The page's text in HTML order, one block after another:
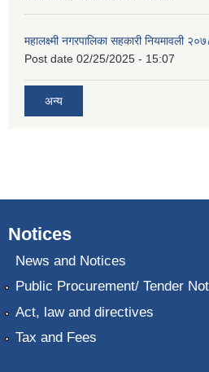
महालक्ष्मी नगरपालिका सहकारी नियमावली
Post date 02/25/2025 - 15:07
अन्य
Notices
News and Notices
Public Procurement/ Tender
Act, law and directives
Tax and Fees